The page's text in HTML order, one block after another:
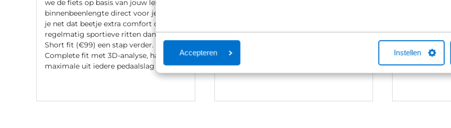
Accepteren Instellen
we de fiets op basis van jouw lengte en
binnenbeenlengte direct voor je af. Wil
je net dat beetje extra comfort of fiets je
regelmatig sportieve ritten dan gaat de
Short fit (€99) een stap verder. Met een
Complete fit met 3D-analyse, haal je het
maximale uit iedere pedaalslag (€249).
van e-bike in het Smart System. Met de
meer smartfuncties. De maximale
koppel is 85Nm.
Broekhuis-
met één van
je online een
aankoop
helpen met
afsluiten